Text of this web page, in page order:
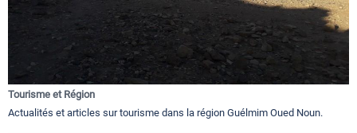
Tourisme et Région
Actualités et articles sur tourisme dans la région Guélmim Oued Noun.